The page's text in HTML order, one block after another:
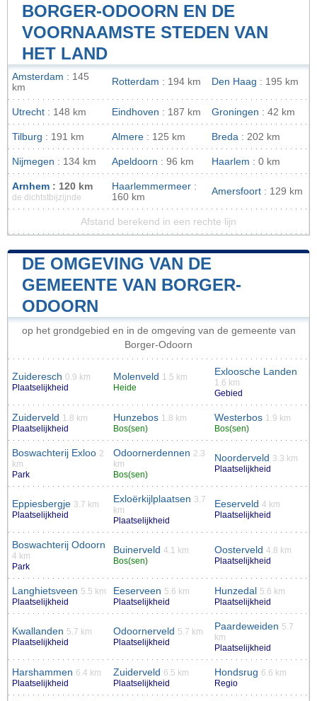
BORGER-ODOORN EN DE
VOORNAAMSTE STEDEN VAN
HET LAND
Amsterdam : 145
km
Rotterdam : 194 km Den Haag : 195 km
Utrecht : 148 km Eindhoven : 187 km Groningen : 42 km
Tilburg : 191 km Almere : 125 km Breda : 202 km
Nijmegen : 134 km Apeldoorn : 96 km Haarlem : 0 km
Arnhem : 120 km
de dichtstbijzijnde
Haarlemmermeer :
160 km
Amersfoort : 129 km
Afstand berekend in een rechte lijn
DE OMGEVING VAN DE
GEMEENTE VAN BORGER-
ODOORN
op het grondgebied en in de omgeving van de gemeente van
Borger-Odoorn
Zuideresch 0.9 km
Plaatselijkheid
Molenveld 1.5 km
Heide
Exloosche Landen
1.6 km
Gebied
Zuiderveld 1.8 km
Plaatselijkheid
Hunzebos 1.8 km
Bos(sen)
Westerbos 1.9 km
Bos(sen)
Boswachterij Exloo 2
km
Park
Odoornerdennen 2.3
km
Bos(sen)
Noorderveld 3.3 km
Plaatselijkheid
Eppiesbergje 3.7 km
Plaatselijkheid
Exloërkijlplaatsen 3.7
km
Plaatselijkheid
Eeserveld 4 km
Plaatselijkheid
Boswachterij Odoorn
4 km
Park
Buinerveld 4.1 km
Bos(sen)
Oosterveld 4.8 km
Plaatselijkheid
Langhietsveen 5.5 km
Plaatselijkheid
Eeserveen 5.6 km
Plaatselijkheid
Hunzedal
5.6 km
Plaatselijkheid
Kwallanden 5.7 km
Plaatselijkheid
Odoornerveld 5.7 km
Plaatselijkheid
Paardeweiden 5.7
km
Plaatselijkheid
Harshammen 6.4 km
Plaatselijkheid
Zuiderveld 6.5 km
Plaatselijkheid
Hondsrug 6.6 km
Regio